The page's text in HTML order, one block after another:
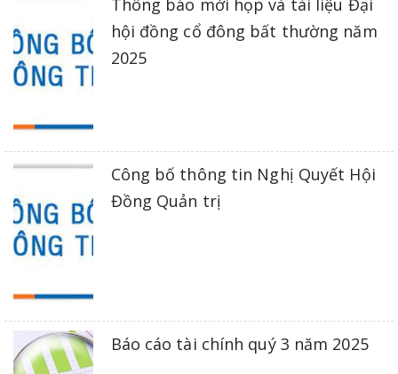
Thông báo mời họp và tài liệu Đại
hội đồng cổ đông bất thường năm
2025
Công bố thông tin Nghị Quyết Hội
Đồng Quản trị
Báo cáo tài chính quý 3 năm 2025